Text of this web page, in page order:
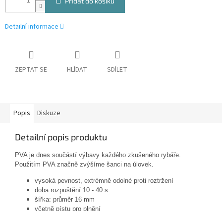
Detailní informace
ZEPTAT SE HLÍDAT SDÍLET
Popis Diskuze
Detailní popis produktu
PVA je dnes součástí výbavy každého zkušeného rybáře.
Použitím PVA značně zvýšíme šanci na úlovek.
vysoká pevnost, extrémně odolné proti roztržení
doba rozpuštění 10 - 40 s
šířka: průměr 16 mm
včetně pístu pro plnění